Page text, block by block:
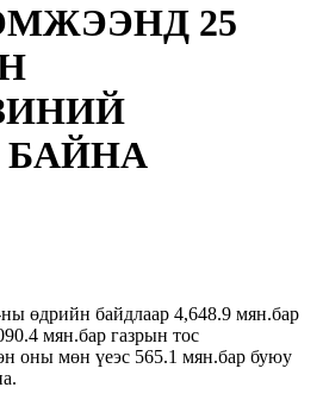
25
өдрийн байдлаар 4,648.9 мян.бар
мян.бар газрын тос
оны мөн үеэс 565.1 мян.бар буюу